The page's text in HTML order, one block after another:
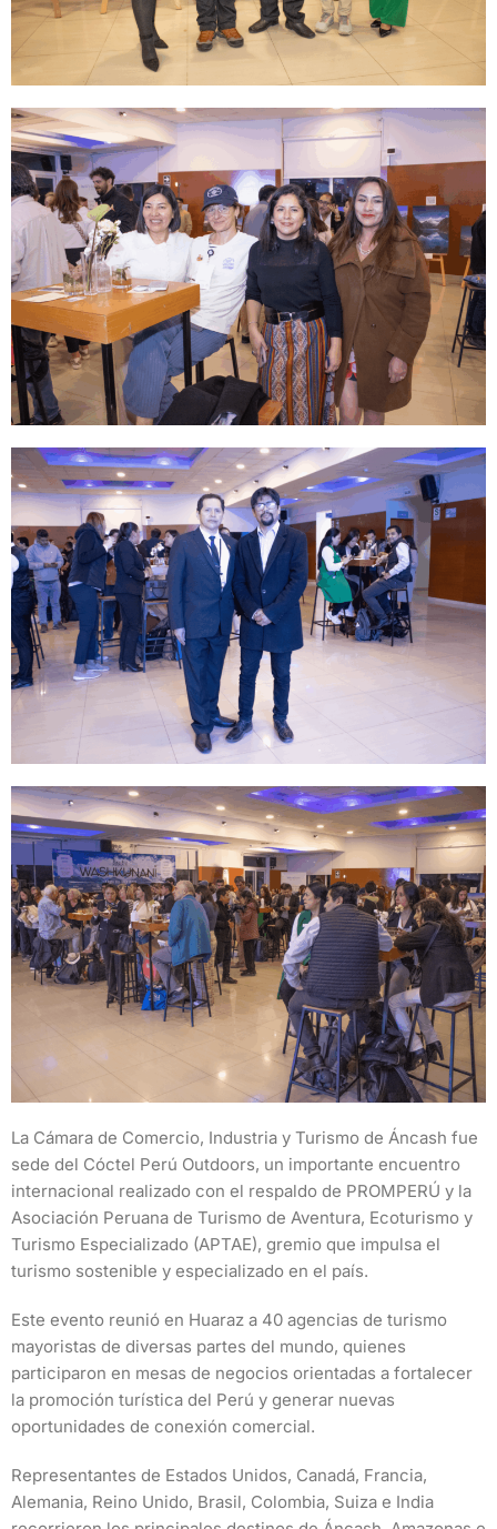
La Cámara de Comercio, Industria y Turismo de Áncash fue
sede del Cóctel Perú Outdoors, un importante encuentro
internacional realizado con el respaldo de PROMPERÚ y la
Asociación Peruana de Turismo de Aventura, Ecoturismo y
Turismo Especializado (APTAE), gremio que impulsa el
turismo sostenible y especializado en el país.
Este evento reunió en Huaraz a 40 agencias de turismo
mayoristas de diversas partes del mundo, quienes
participaron en mesas de negocios orientadas a fortalecer
la promoción turística del Perú y generar nuevas
oportunidades de conexión comercial.
Representantes de Estados Unidos, Canadá, Francia,
Alemania, Reino Unido, Brasil, Colombia, Suiza e India